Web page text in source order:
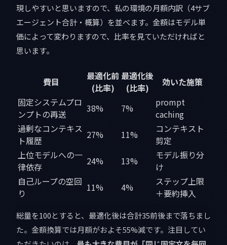
現しやすいと思いますので、私の環境の月額内訳（4サブ
エージェント合計・概算）を並べます。金額はモデル単
価によって変わりますので、比率を見ていただければと
思います。
費目
最適化前
(比率)
最適化後
(比率)
効いた施策
固定システムプロ
ンプトの再送
38% 7%
prompt
caching
過剰なコンテキス
ト履歴
27% 11%
コンテキスト
剪定
上位モデルへの一
律依存
24% 13%
モデル振り分
け
自己ループの空回
り
11% 4%
ステップ上限
＋要約挿入
総量を100とすると、最適化後は合計35前後まで落ちまし
た。金額換算では月額がおよそ55%減です。注目してい